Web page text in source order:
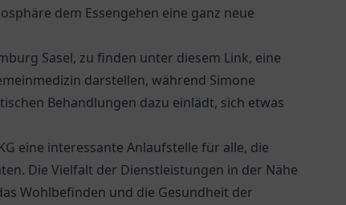
dem Essengehen eine ganz neue
Sasel, zu finden unter diesem Link, eine
darstellen, während Simone
Behandlungen dazu einlädt, sich etwas
eine interessante Anlaufstelle für alle, die
Die Vielfalt der Dienstleistungen in der Nähe
Wohlbefinden und die Gesundheit der